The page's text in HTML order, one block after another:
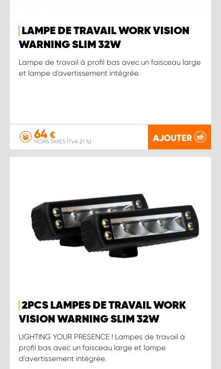
LAMPE DE TRAVAIL WORK VISION
WARNING SLIM 32W
Lampe de travail à profil bas avec un faisceau large
et lampe d'avertissement intégrée.
64 €
HORS TAXES (TVA 21 %) AJOUTER
2PCS LAMPES DE TRAVAIL WORK
VISION WARNING SLIM 32W
LIGHTING YOUR PRESENCE ! Lampes de travail à
profil bas avec un faisceau large et lampe
d'avertissement intégrée.